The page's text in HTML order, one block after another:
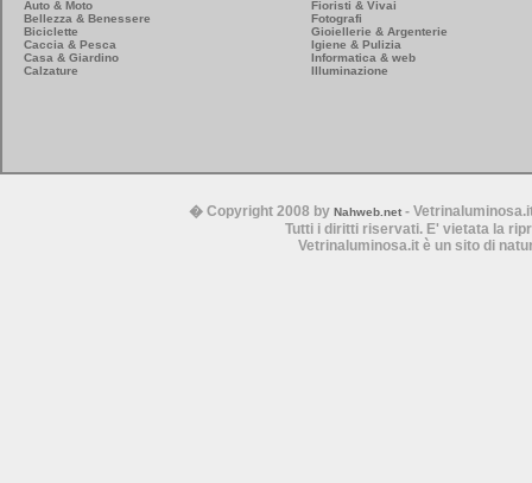
Auto & Moto
Bellezza & Benessere
Biciclette
Caccia & Pesca
Casa & Giardino
Calzature
Fioristi & Vivai
Fotografi
Gioiellerie & Argenterie
Igiene & Pulizia
Informatica & web
Illuminazione
� Copyright 2008 by Nahweb.net-
Tutti i diritti riservati. E' vietata la
Vetrinaluminosa.it è un sito di